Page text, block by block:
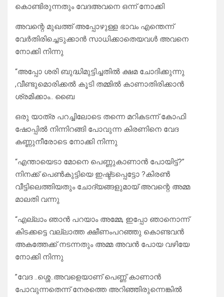
കൊണ്ടിരുന്നതും വേദഅവനെ ഒന്ന് നോക്കി
അവന്റെ മുഖത്ത് അപ്പോഴുള്ള ഭാവം എന്തെന്ന്
വേർതിരിച്ചെടുക്കാൻ സാധിക്കാതെയവൾ അവനെ
നോക്കി നിന്നു
“അപ്പോ ശരി ബുദ്ധിമുട്ടിച്ചതിൽ ക്ഷമ ചോദിക്കുന്നു
,വീണ്ടുമൊരിക്കൽ കൂടി തമ്മിൽ കാണാതിരിക്കാൻ
ശ്രമിക്കാം.. ബൈ
ഒരു യാത്ര പറച്ചിലോടെ തന്നെ മറികടന്ന് കോഫി
ഷോപ്പിൽ നിന്നിറങ്ങി പോവുന്ന കിരണിനെ വേദ
കണ്ണുനീരോടെ നോക്കി നിന്നു
“എന്തായെടാ മോനെ പെണ്ണുകാണാൻ പോയിട്ട്?”
നിനക്ക് പെൺകുട്ടിയെ ഇഷ്ട്ടപ്പെട്ടോ ?കിരൺ
വീട്ടിലെത്തിയതും ചോദ്യങ്ങളുമായ് അവന്റെ അമ്മ
മാലതി വന്നു
“എല്ലാം ഞാൻ പറയാം അമ്മേ, ഇപ്പോ ഞാനൊന്ന്
കിടക്കട്ടെ വല്ലാത്ത ക്ഷീണംപറഞ്ഞു കൊണ്ടവൻ
അകത്തേക്ക് നടന്നതും അമ്മ അവൻ പോയ വഴിയേ
നോക്കി നിന്നു
”വേദ ..ശ്ശെ..അവളെയാണ് പെണ്ണ് കാണാൻ
പോവുന്നതെന്ന് നേരത്തെ അറിഞ്ഞിരുന്നെങ്കിൽ